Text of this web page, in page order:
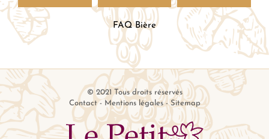
FAQ Bière
© 2021 Tous droits réservés
Contact- Mentions légales-Sitemap